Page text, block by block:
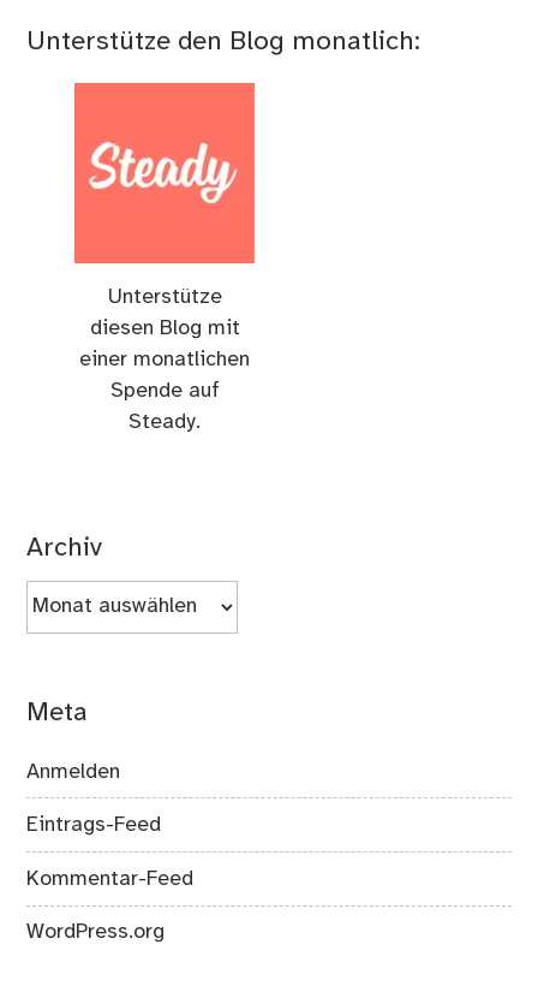
Unterstütze den Blog monatlich:
Unterstütze
diesen Blog mit
einer monatlichen
Spende auf
Steady.
Archiv
Archiv
Meta
Anmelden
Eintrags-Feed
Kommentar-Feed
WordPress.org